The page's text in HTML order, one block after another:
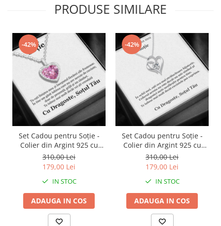
PRODUSE SIMILARE
-42%
Set Cadou pentru Soție -
Colier din Argint 925 cu
Pandantiv Perla Roz, placat
cu rodiu, în Cutie Elegantă
cu Mesaj Emoționant
310,00 Lei
179,00 Lei
IN STOC
ADAUGA IN COS
-42%
Set Cadou pentru Soție -
Colier din Argint 925 cu
Pandantiv Inima Eternă,
placat cu rodiu, în Cutie
Elegantă cu Mesaj
Personalizat
310,00 Lei
179,00 Lei
IN STOC
ADAUGA IN COS